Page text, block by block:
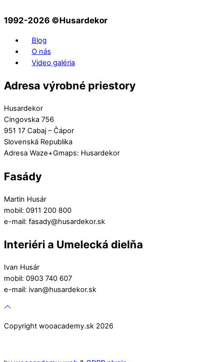
1992-2026 ©️Husardekor
Blog
O nás
Video galéria
Adresa výrobné priestory
Husardekor
Cingovska 756
951 17 Cabaj – Čápor
Slovenská Republika
Adresa Waze+Gmaps: Husardekor
Fasády
Martin Husár
mobil: 0911 200 800
e-mail: fasady@husardekor.sk
Interiéri a Umelecká dielňa
Ivan Husár
mobil: 0903 740 607
e-mail: ivan@husardekor.sk
Copyright wooacademy.sk 2026